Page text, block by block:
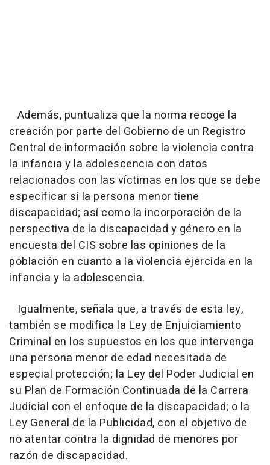
Además, puntualiza que la norma recoge la
creación por parte del Gobierno de un Registro
Central de información sobre la violencia contra
la infancia y la adolescencia con datos
relacionados con las víctimas en los que se debe
especificar si la persona menor tiene
discapacidad; así como la incorporación de la
perspectiva de la discapacidad y género en la
encuesta del CIS sobre las opiniones de la
población en cuanto a la violencia ejercida en la
infancia y la adolescencia.
Igualmente, señala que, a través de esta ley,
también se modifica la Ley de Enjuiciamiento
Criminal en los supuestos en los que intervenga
una persona menor de edad necesitada de
especial protección; la Ley del Poder Judicial en
su Plan de Formación Continuada de la Carrera
Judicial con el enfoque de la discapacidad; o la
Ley General de la Publicidad, con el objetivo de
no atentar contra la dignidad de menores por
razón de discapacidad.